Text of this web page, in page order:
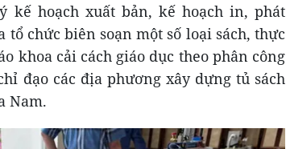
kế hoạch xuất bản, kế hoạch in, phát
chức biên soạn một số loại sách, thực
khoa cải cách giáo dục theo phân công
đạo các địa phương xây dựng tủ sách
Nam.